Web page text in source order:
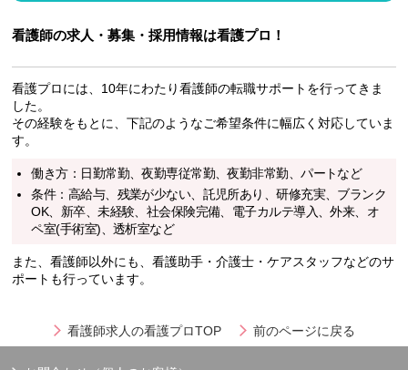
看護師の求人・募集・採用情報は看護プロ！
看護プロには、10年にわたり看護師の転職サポートを行ってきま
した。
その経験をもとに、下記のようなご希望条件に幅広く対応していま
す。
働き方：日勤常勤、夜勤専従常勤、夜勤非常勤、パートなど
条件：高給与、残業が少ない、託児所あり、研修充実、ブランク
OK、新卒、未経験、社会保険完備、電子カルテ導入、外来、オ
ペ室(手術室)、透析室など
また、看護師以外にも、看護助手・介護士・ケアスタッフなどのサ
ポートも行っています。
看護師求人の看護プロTOP 前のページに戻る